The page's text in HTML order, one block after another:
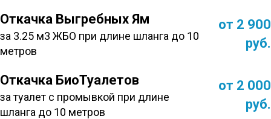
Откачка Выгребных Ям
за 3.25 м3 ЖБО при длине шланга до 10
метров
от 2 900
руб.
Откачка БиоТуалетов
за туалет с промывкой при длине
шланга до 10 метров
от 2 000
руб.